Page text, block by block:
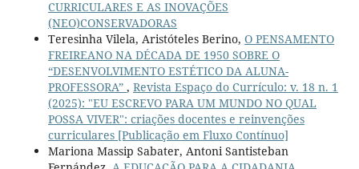
CURRICULARES E AS INOVAÇÕES
(NEO)CONSERVADORAS
Teresinha Vilela, Aristóteles Berino, O PENSAMENTO
FREIREANO NA DÉCADA DE 1950 SOBRE O
“DESENVOLVIMENTO ESTÉTICO DA ALUNA-
PROFESSORA” , Revista Espaço do Currículo: v. 18 n. 1
(2025): "EU ESCREVO PARA UM MUNDO NO QUAL
POSSA VIVER": criações docentes e reinvenções
curriculares [Publicação em Fluxo Contínuo]
Mariona Massip Sabater, Antoni Santisteban